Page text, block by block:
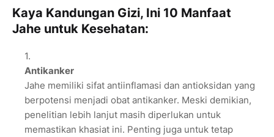
Kaya Kandungan Gizi, Ini 10 Manfaat
Jahe untuk Kesehatan:
Antikanker
Jahe memiliki sifat antiinflamasi dan antioksidan yang
berpotensi menjadi obat antikanker. Meski demikian,
penelitian lebih lanjut masih diperlukan untuk
memastikan khasiat ini. Penting juga untuk tetap